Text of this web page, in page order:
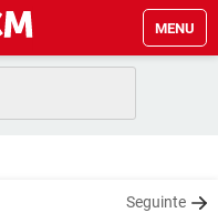
MENU
Seguinte